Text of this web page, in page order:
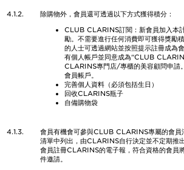
4.1.2.
除購物外，會員還可透過以下方式獲得積分：
CLUB CLARINS訂閱：新會員加入本
勵。不需要進行任何消費即可獲得獎勵
的人士可透過網站並按照提示註冊成為
有個人帳戶並同意成為“CLUB
CLARINS專門店/專櫃的美容顧問申請
會員帳戶。
完善個人資料（必須包括生日）
回收CLARINS瓶子
自備購物袋
4.1.3.
會員有機會可參與CLUB CLARINS專屬的會員
清單中列出，由CLARINS自行決定並不定期
會員註冊CLARINS的電子報，符合資格的會員
件邀請。